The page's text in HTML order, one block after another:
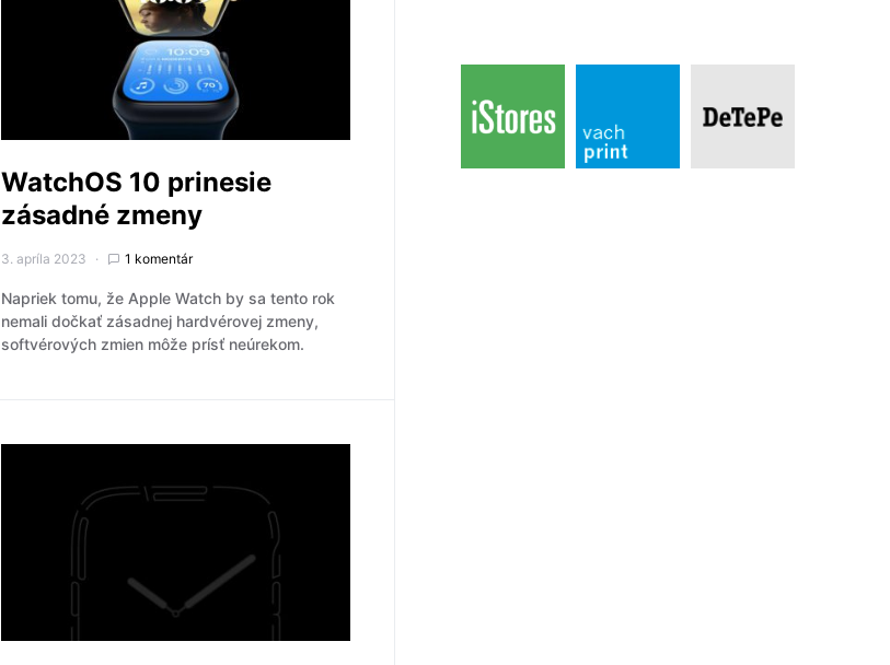
WatchOS 10 prinesie
zásadné zmeny
3. apríla 2023 1 komentár
Napriek tomu, že Apple Watch by sa tento rok
nemali dočkať zásadnej hardvérovej zmeny,
softvérových zmien môže prísť neúrekom.